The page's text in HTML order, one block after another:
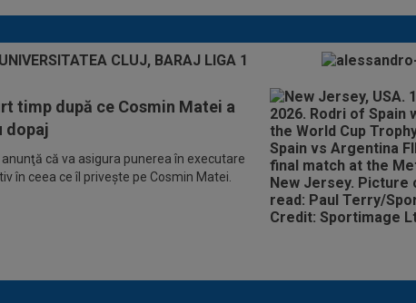
timp după ce Cosmin Matei a
dopaj
că va asigura punerea în executare
în ceea ce îl priveşte pe Cosmin Matei.